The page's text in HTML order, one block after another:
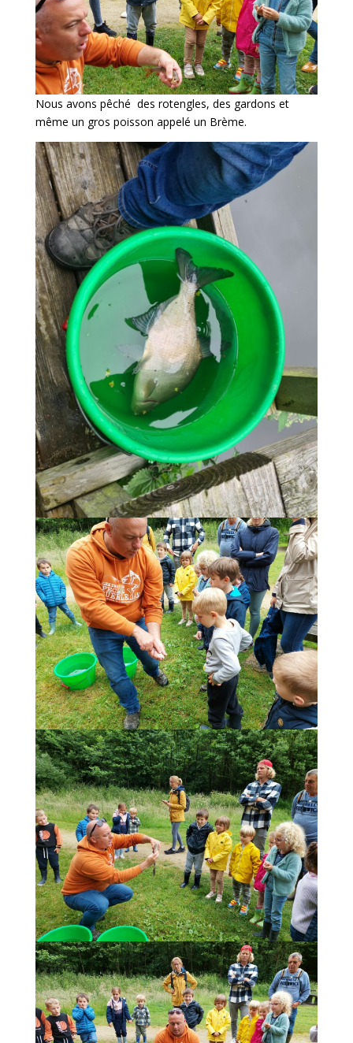
Nous avons pêché des rotengles, des gardons et
même un gros poisson appelé un Brème.